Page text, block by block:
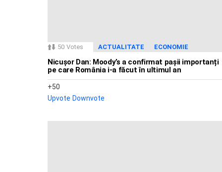
50 Votes ACTUALITATE ECONOMIE
Nicușor Dan: Moody’s a confirmat pașii importanți
pe care România i-a făcut în ultimul an
50
Upvote Downvote